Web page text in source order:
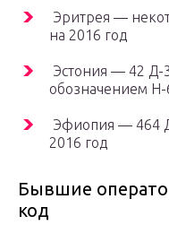
Эритрея —
на 2016 год
Эстония — 42 Д-
обозначением H-
Эфиопия — 464
2016 год
Бывшие
код